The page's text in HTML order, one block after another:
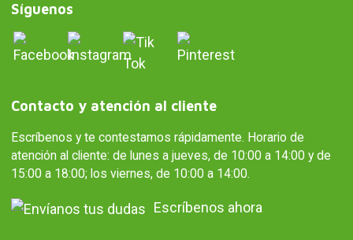
Síguenos
Contacto y atención al cliente
Escríbenos y te contestamos rápidamente. Horario de
atención al cliente: de lunes a jueves, de 10:00 a 14:00 y de
15:00 a 18:00; los viernes, de 10:00 a 14:00.
Escríbenos ahora